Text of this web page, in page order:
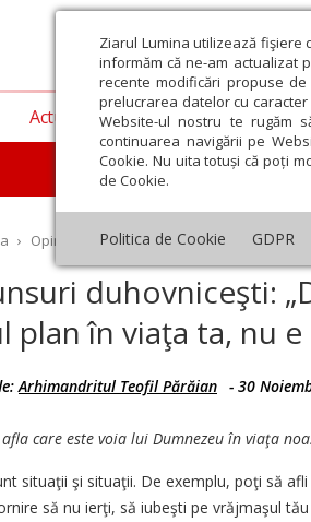
Ziarul Lumina utilizează
informăm că ne-am actualizat
recente modificări propuse
prelucrarea datelor cu
Website-ul nostru te rugăm
continuarea navigării pe
Cookie. Nu uita totuși că poți
de Cookie.
Politica de Cookie GDPR
Actualitate religioasă
› Opinii Repere și idei › Răspunsuri
duhovniceşti:
plan în viaţa ta, nu
Arhimandritul Teofil Părăian - 30
care este voia lui Dumnezeu în viaţa
situaţii şi situaţii. De exemplu, poţi să
să nu ierţi, să iubeşti pe vrăjmaşul
Noiembrie Decembrie